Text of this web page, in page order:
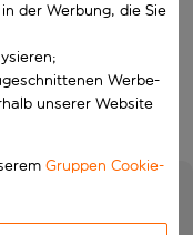
der Werbung, die Sie
Werbe-
unserer Website
Gruppen Cookie-